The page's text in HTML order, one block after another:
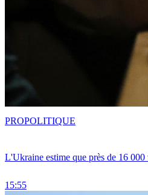
L'Ukraine estime que près de 16 000
15:55
PROPOLITIQUE